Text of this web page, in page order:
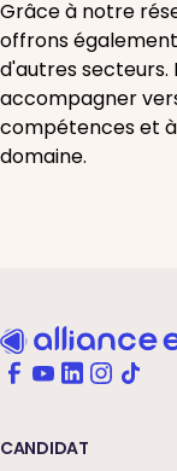
Grâce à notre
offrons
d'autres
accompagner
compétences et à
domaine.
CANDIDAT